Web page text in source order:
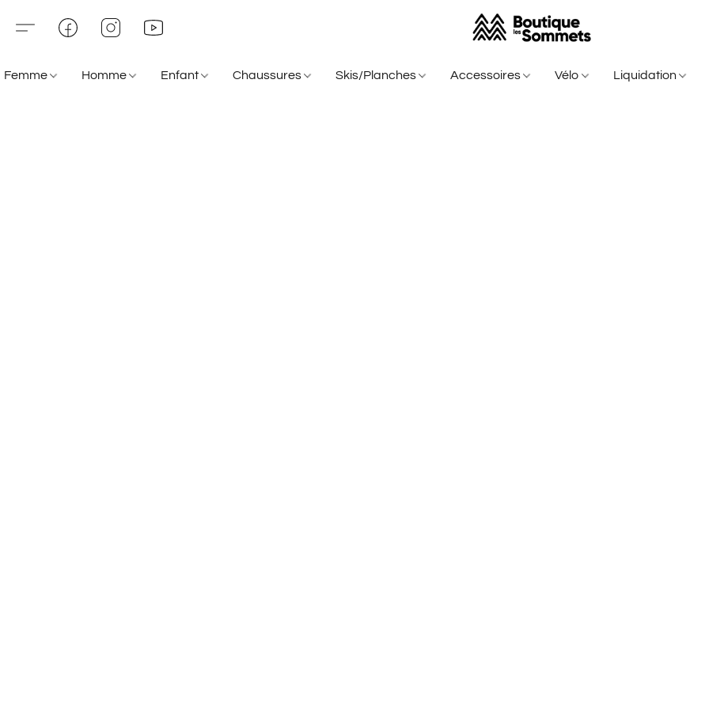
Femme Homme Enfant Chaussures Skis/Planches Accessoires Vélo Liquidation